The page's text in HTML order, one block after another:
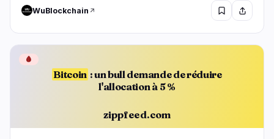
WuBlockchain
Bitcoin : un bull demande de réduire
l'allocation à 5 %
zippfeed.com
🩸